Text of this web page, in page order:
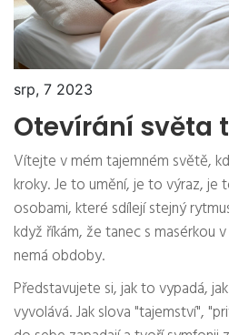
srp, 7 2023
Otevírání světa
Vítejte v mém tajemném světě,
kroky. Je to umění, je to výraz, je
osobami, které sdílejí stejný
když říkám, že tanec s masérkou
nemá obdoby.
Představujete si, jak to vypadá,
vyvolává. Jak slova "tajemství",